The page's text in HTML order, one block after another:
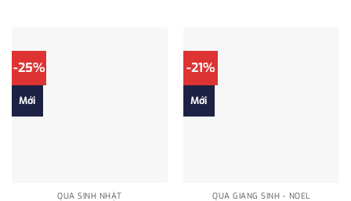
-25%
Mới
QUÀ SINH NHẬT
-21%
Mới
QUÀ GIÁNG SINH - NOEL